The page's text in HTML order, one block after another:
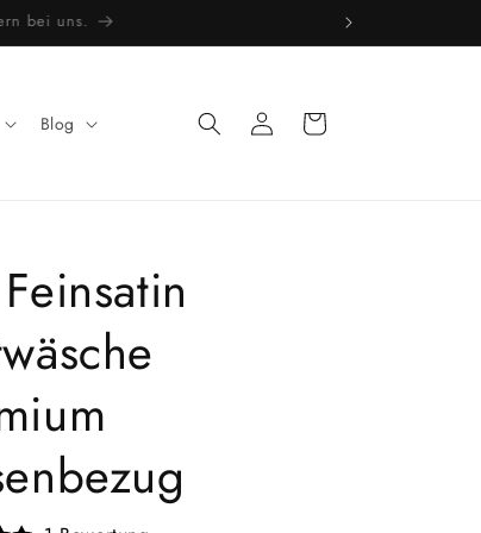
bei uns.
Blog EinloggenWarenkorb